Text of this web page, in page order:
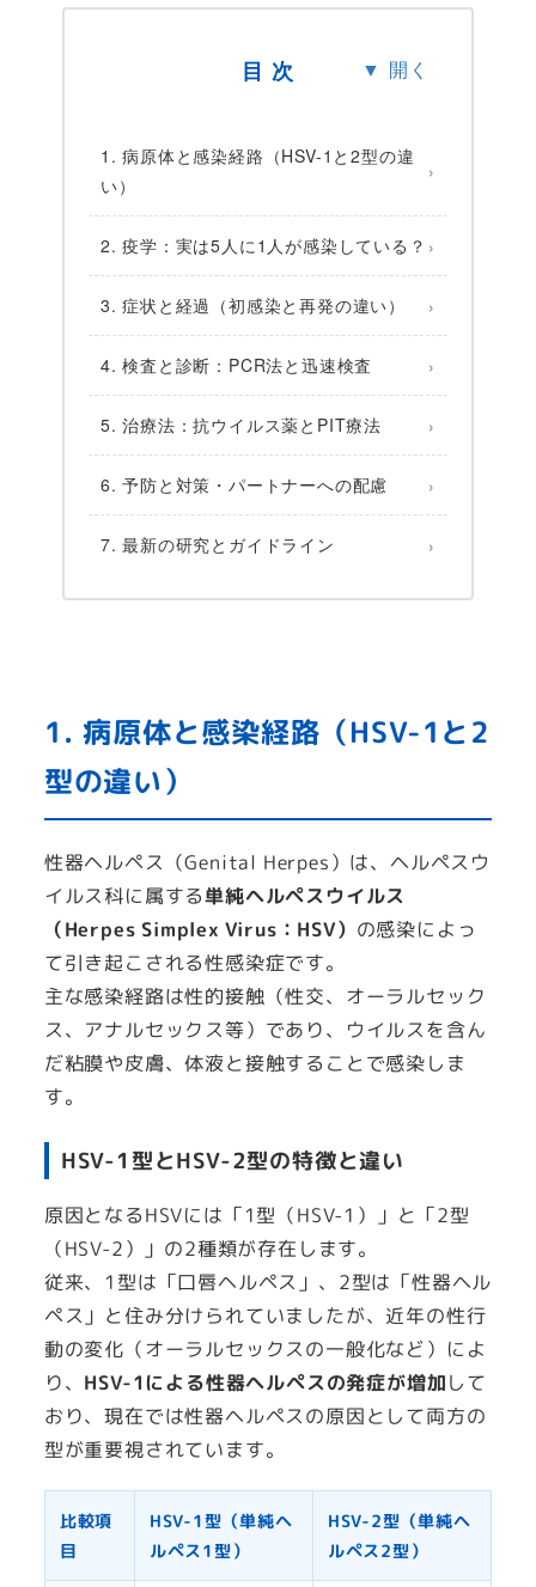
目 次
1. 病原体と感染経路（HSV-1と2型の違
い）
2. 疫学：実は5人に1人が感染している？
3. 症状と経過（初感染と再発の違い）
4. 検査と診断：PCR法と迅速検査
5. 治療法：抗ウイルス薬とPIT療法
6. 予防と対策・パートナーへの配慮
7. 最新の研究とガイドライン
1. 病原体と感染経路（HSV-1と2
型の違い）
性器ヘルペス（Genital Herpes）は、ヘルペスウ
イルス科に属する単純ヘルペスウイルス
（Herpes Simplex Virus：HSV） の感染によっ
て引き起こされる性感染症です。
主な感染経路は性的接触（性交、オーラルセック
ス、アナルセックス等）であり、ウイルスを含ん
だ粘膜や皮膚、体液と接触することで感染しま
す。
HSV-1型とHSV-2型の特徴と違い
原因となるHSVには「1型（HSV-1）」と「2型
（HSV-2）」の2種類が存在します。
従来、1型は「口唇ヘルペス」、2型は「性器ヘル
ペス」と住み分けられていましたが、近年の性行
動の変化（オーラルセックスの一般化など）によ
り、 HSV-1による性器ヘルペスの発症が増加して
おり、現在では性器ヘルペスの原因として両方の
型が重要視されています。
比較項
目
HSV-1型（単純ヘ
ルペス1型）
HSV-2型（単純ヘ
ルペス2型）